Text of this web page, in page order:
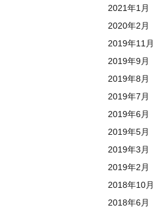
2021年1月
2020年2月
2019年11月
2019年9月
2019年8月
2019年7月
2019年6月
2019年5月
2019年3月
2019年2月
2018年10月
2018年6月